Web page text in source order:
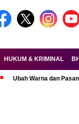
HUKUM & KRIMINAL
dan Pasang Pelat